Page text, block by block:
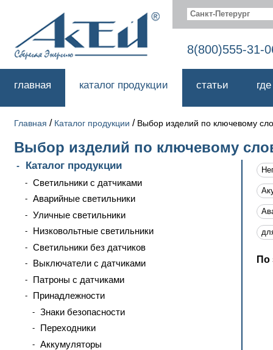
Санкт-Петерург
8(800)555-31-
главная каталог продукции статьи
Главная / Каталог продукции / Выбор изделий по ключевому
Выбор изделий по ключевому
Каталог продукции
Светильники с датчиками
Аварийные светильники
Уличные светильники
Низковольтные светильники
Светильники без датчиков
Выключатели с датчиками
Патроны с датчиками
Принадлежности
Знаки безопасности
Переходники
Аккумуляторы
По